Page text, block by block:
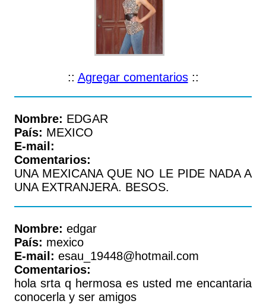
:: Agregar comentarios::
Nombre: EDGAR
País: MEXICO
E-mail:
Comentarios:
UNA MEXICANA QUE NO LE PIDE NADA A
UNA EXTRANJERA. BESOS.
Nombre: edgar
País: mexico
E-mail: esau_19448@hotmail.com
Comentarios:
hola srta q hermosa es usted me encantaria
conocerla y ser amigos